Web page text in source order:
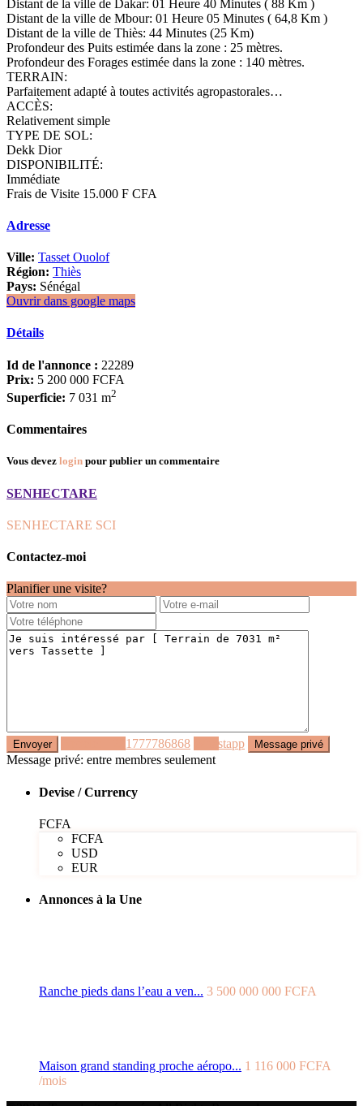
Distant de la ville de Dakar: 01 Heure 40 Minutes ( 88 Km )
Distant de la ville de Mbour: 01 Heure 05 Minutes ( 64,8 Km )
Distant de la ville de Thiès: 44 Minutes (25 Km)
Profondeur des Puits estimée dans la zone : 25 mètres.
Profondeur des Forages estimée dans la zone : 140 mètres.
TERRAIN:
Parfaitement adapté à toutes activités agropastorales…
ACCÈS:
Relativement simple
TYPE DE SOL:
Dekk Dior
DISPONIBILITÉ:
Immédiate
Frais de Visite 15.000 F CFA
Adresse
Ville: Tasset Ouolof
Région: Thiès
Pays: Sénégal
Ouvrir dans google maps
Détails
Id de l'annonce : 22289
Prix: 5 200 000 FCFA
Superficie: 7 031 m2
Commentaires
Vous devez login pour publier un commentaire
SENHECTARE
SENHECTARE SCI
Contactez-moi
Planifier une visite?
+221777786868
Whastapp
Message privé: entre membres seulement
Devise / Currency
FCFA
FCFA
USD
EUR
Annonces à la Une
Ranche pieds dans l’eau a ven... 3 500 000 000 FCFA
Maison grand standing proche aéropo... 1 116 000 FCFA
/mois